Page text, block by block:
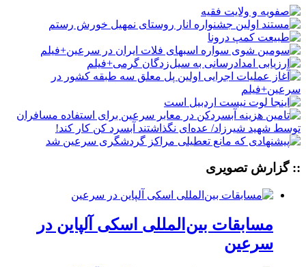
:: گزارش تصویری
مسابقات بین‌المللی اسکی آلپاین در
سرعین